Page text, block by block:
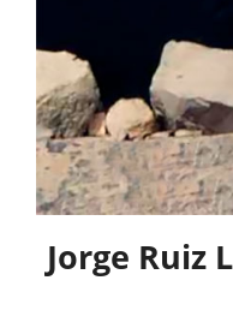
Jorge Ruiz